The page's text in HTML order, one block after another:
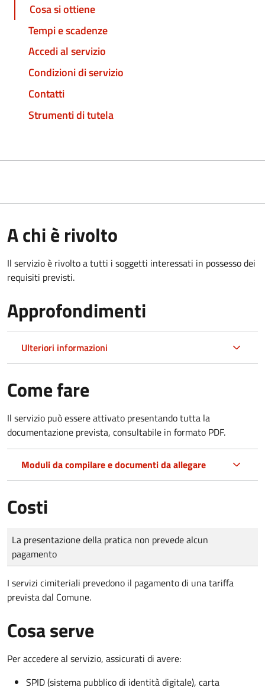
Cosa si ottiene
Tempi e scadenze
Accedi al servizio
Condizioni di servizio
Contatti
Strumenti di tutela
A chi è rivolto
Il servizio è rivolto a tutti i soggetti interessati in possesso dei
requisiti previsti.
Approfondimenti
Ulteriori informazioni
Come fare
Il servizio può essere attivato presentando tutta la
documentazione prevista, consultabile in formato PDF.
Moduli da compilare e documenti da allegare
Costi
Tipo di pagamento
Importo
La presentazione della pratica non prevede alcun
pagamento
I servizi cimiteriali prevedono il pagamento di una tariffa
prevista dal Comune.
Cosa serve
Per accedere al servizio, assicurati di avere:
SPID (sistema pubblico di identità digitale), carta